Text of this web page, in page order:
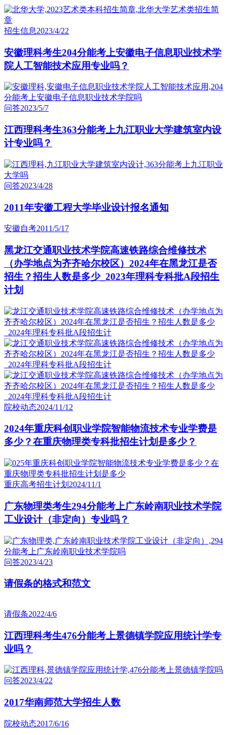
招生信息2023/4/22
安徽理科考生204分能考上安徽电子信息职业技术学
院人工智能技术应用专业吗？
问答2023/5/7
江西理科考生363分能考上九江职业大学建筑室内设
计专业吗？
问答2023/4/28
2011年安徽工程大学毕业设计报名通知
安徽自考2011/5/17
黑龙江交通职业技术学院高速铁路综合维修技术
（办学地点为齐齐哈尔校区）2024年在黑龙江是否
招生？招生人数是多少_2023年理科专科批A段招生
计划
院校动态2024/11/12
2024年重庆科创职业学院智能物流技术专业学费是
多少？在重庆物理类专科批招生计划是多少？
重庆高考招生计划 2024/11/1
广东物理类考生294分能考上广东岭南职业技术学院
工业设计（非定向）专业吗？
问答2023/4/23
请假条的格式和范文
请假条2022/4/6
江西理科考生476分能考上景德镇学院应用统计学专
业吗？
问答2023/4/22
2017华南师范大学招生人数
院校动态2017/6/16